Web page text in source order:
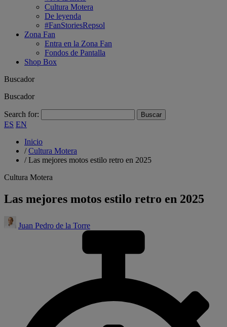
Cultura Motera
De leyenda
#FanStoriesRepsol
Zona Fan
Entra en la Zona Fan
Fondos de Pantalla
Shop Box
Buscador
Buscador
Search for:
ES EN
Inicio
/Cultura Motera
/Las mejores motos estilo retro en 2025
Cultura Motera
Las mejores motos estilo retro en 2025
Juan Pedro de la Torre